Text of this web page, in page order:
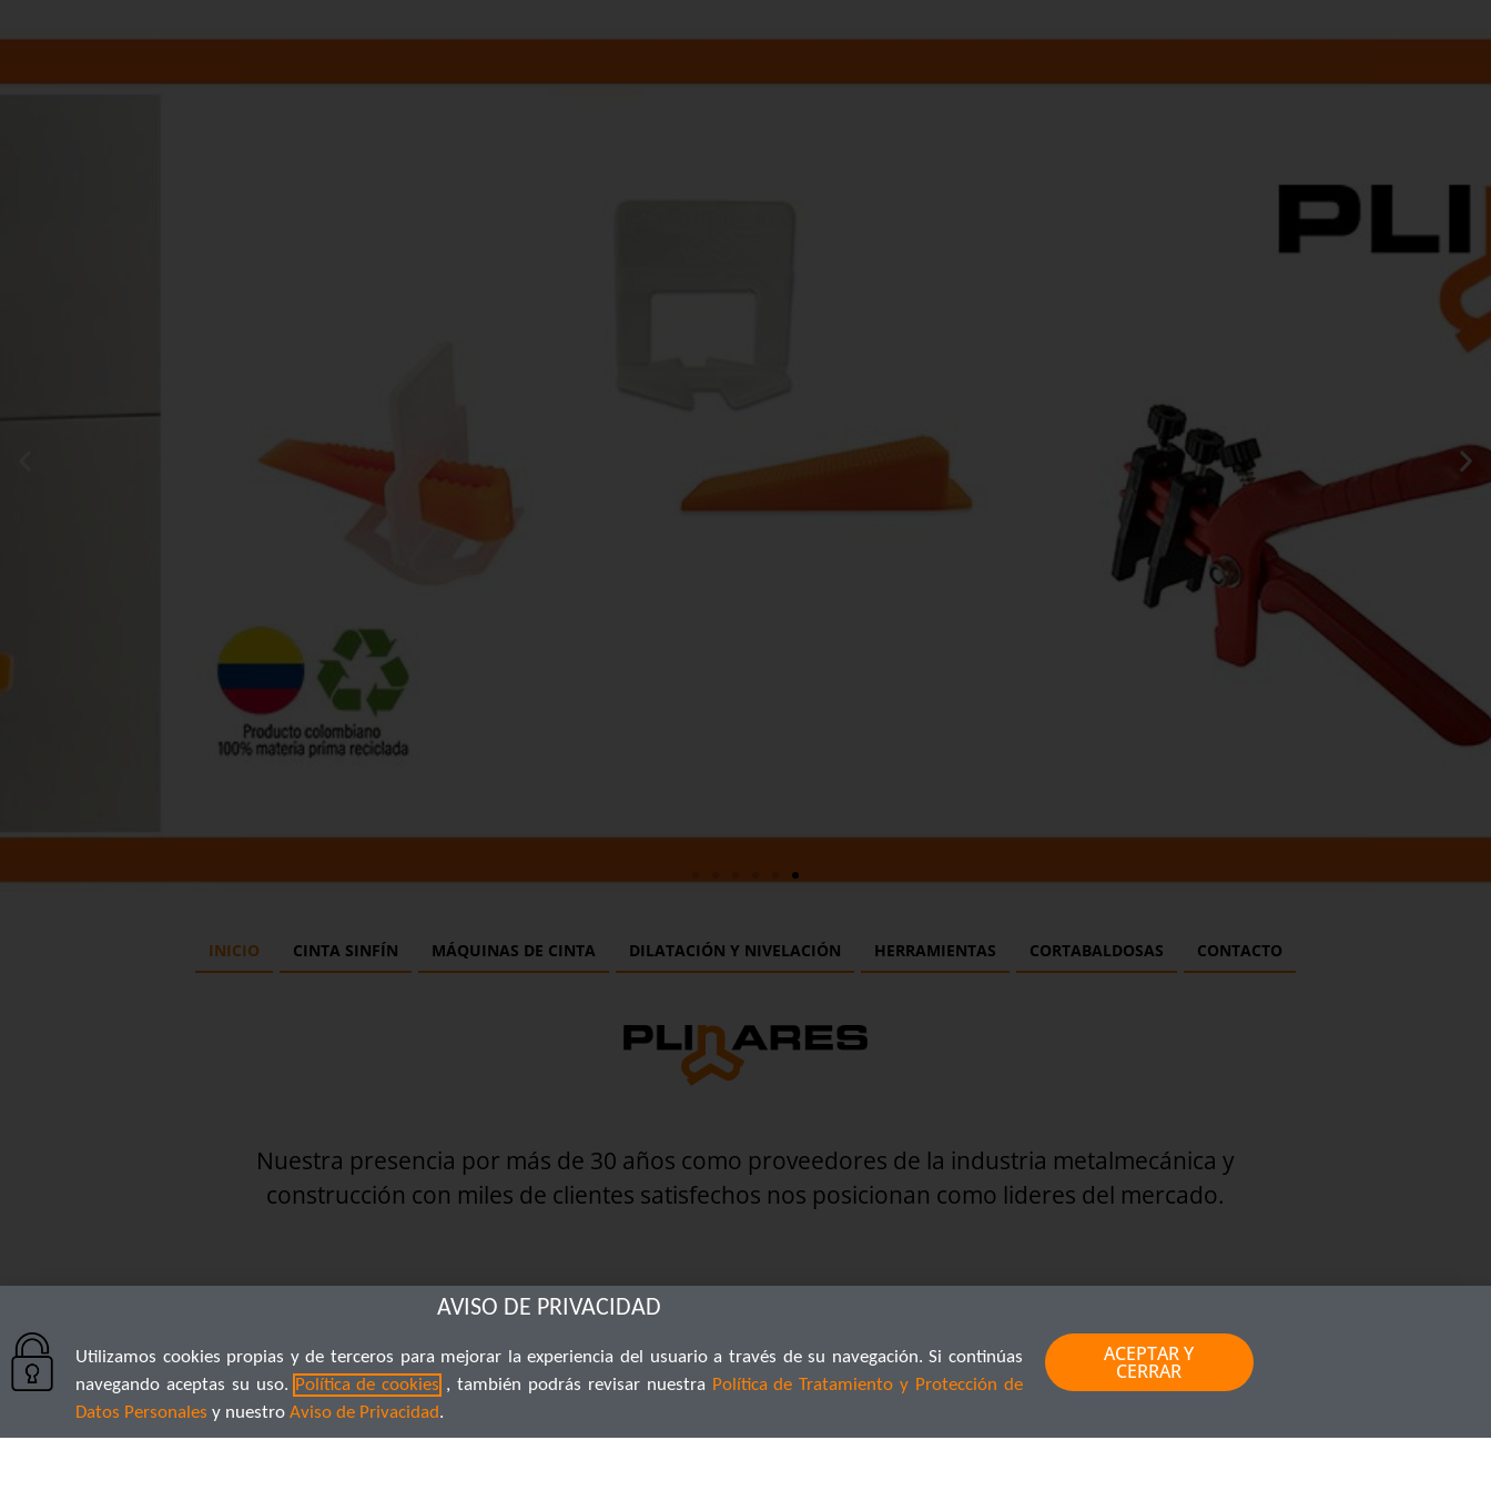
INICIO CINTA SINFÍN MÁQUINAS DE CINTA DILATACIÓN Y NIVELACIÓN HERRAMIENTAS CORTABALDOSAS CONTACTO
Nuestra presencia por más de 30 años como proveedores de la industria metalmecánica y
construcción con miles de clientes satisfechos nos posicionan como lideres del mercado.
Calle 13 # 27 – 90 Paloquemao
Bogotá – Colombia
AVISO DE PRIVACIDAD
Utilizamos cookies propias y de terceros para mejorar la experiencia del usuario a través de su navegación. Si continúas
navegando aceptas su uso. Política de cookies , también podrás revisar nuestra Política de Tratamiento y Protección de
Datos Personales y nuestro Aviso de Privacidad.
ACEPTAR Y
CERRAR